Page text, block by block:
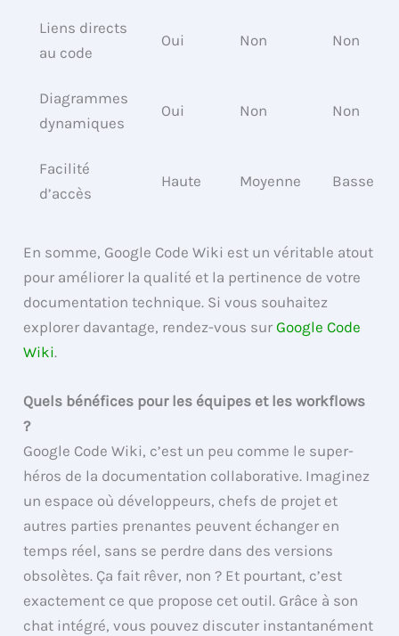
Liens directs
au code
Oui Non Non
Diagrammes
dynamiques
Oui Non Non
Facilité
d’accès
Haute Moyenne Basse
En somme, Google Code Wiki est un véritable atout
pour améliorer la qualité et la pertinence de votre
documentation technique. Si vous souhaitez
explorer davantage, rendez-vous surGoogle Code
Wiki.
Quels bénéfices pour les équipes et les workflows
?
Google Code Wiki, c’est un peu comme le super-
héros de la documentation collaborative. Imaginez
un espace où développeurs, chefs de projet et
autres parties prenantes peuvent échanger en
temps réel, sans se perdre dans des versions
obsolètes. Ça fait rêver, non ? Et pourtant, c’est
exactement ce que propose cet outil. Grâce à son
chat intégré, vous pouvez discuter instantanément